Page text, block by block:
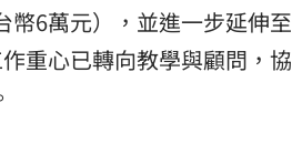
幣6萬元），並進一步延伸至
重心已轉向教學與顧問，協